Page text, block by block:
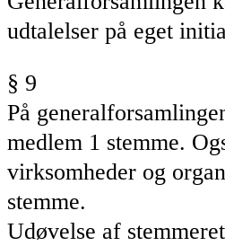
udtalelser på eget
§ 9
På
medlem 1 stemme.
virksomheder og
stemme.
Udøvelse af